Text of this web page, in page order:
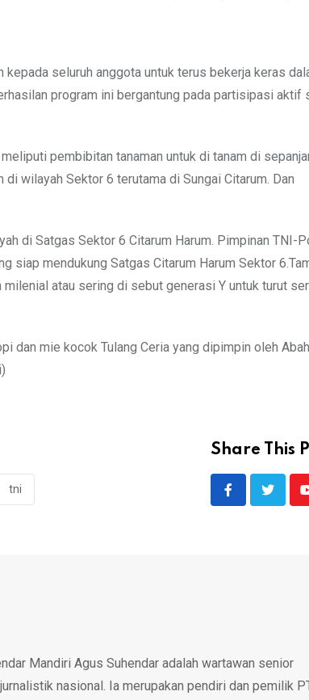
seluruh anggota untuk terus bekerja keras
program ini bergantung pada partisipasi aktif
pembibitan tanaman untuk di tanam di
wilayah Sektor 6 terutama di Sungai Citarum. Dan
di Satgas Sektor 6 Citarum Harum. Pimpinan TNI-
siap mendukung Satgas Citarum Harum Sektor
atau sering di sebut generasi Y untuk turut
mie kocok Tulang Ceria yang dipimpin oleh
tni
Share This
Mandiri Agus Suhendar adalah wartawan senior
nasional. Ia merupakan pendiri dan pemilik